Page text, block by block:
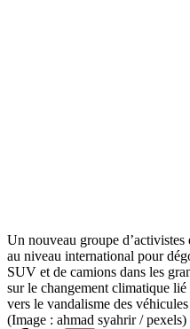
Un nouveau groupe d’activistes
au niveau international pour
SUV et de camions dans les
sur le changement climatique
vers le vandalisme des
(Image : ahmad syahrir / pexels)